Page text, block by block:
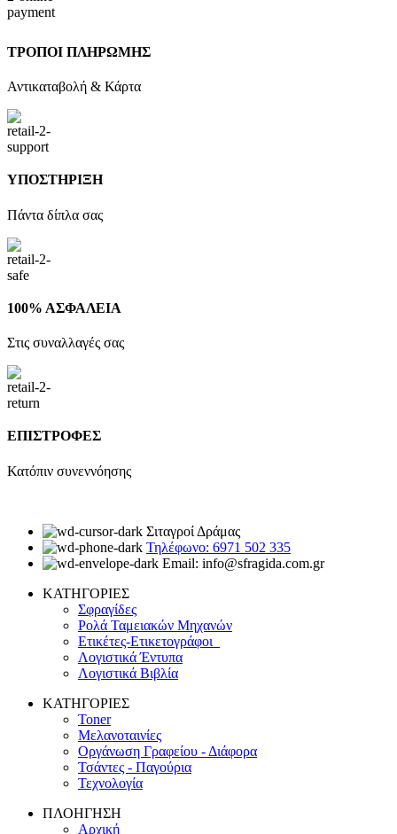
ΤΡΟΠΟΙ ΠΛΗΡΩΜΗΣ
Αντικαταβολή & Κάρτα
ΥΠΟΣΤΗΡΙΞΗ
Πάντα δίπλα σας
100% ΑΣΦΑΛΕΙΑ
Στις συναλλαγές σας
ΕΠΙΣΤΡΟΦΕΣ
Κατόπιν συνεννόησης
Σιταγροί Δράμας
Τηλέφωνο: 6971 502 335
Email: info@sfragida.com.gr
ΚΑΤΗΓΟΡΙΕΣ
Σφραγίδες
Ρολά Ταμειακών Μηχανών
Ετικέτες-Ετικετογράφοι
Λογιστικά Έντυπα
Λογιστικά Βιβλία
ΚΑΤΗΓΟΡΙΕΣ
Toner
Μελανοταινίες
Οργάνωση Γραφείου - Διάφορα
Τσάντες - Παγούρια
Τεχνολογία
ΠΛΟΗΓΗΣΗ
Αρχική